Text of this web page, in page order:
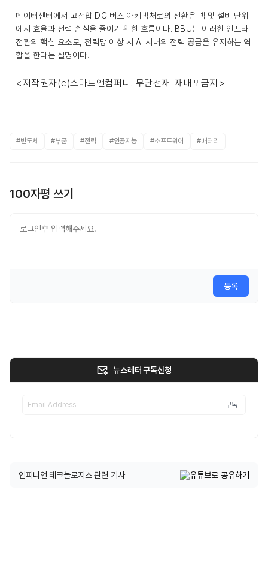
데이터센터에서 고전압 DC 버스 아키텍처로의 전환은 랙 및 설비 단위
에서 효율과 전력 손실을 줄이기 위한 흐름이다. BBU는 이러한 인프라
전환의 핵심 요소로, 전력망 이상 시 AI 서버의 전력 공급을 유지하는 역
할을 한다는 설명이다.
<저작권자(c)스마트앤컴퍼니. 무단전재-재배포금지>
#반도체 #부품 #전력 #인공지능 #소프트웨어 #배터리
100자평 쓰기
등록
뉴스레터 구독신청
구독
인피니언 테크놀로지스 관련 기사